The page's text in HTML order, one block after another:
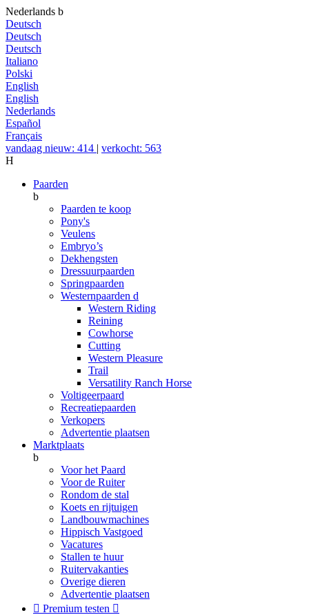
Nederlands b
Deutsch
Deutsch
Deutsch
Italiano
Polski
English
English
Nederlands
Español
Français
vandaag nieuw: 414 | verkocht: 563
H
Paarden
b
Paarden te koop
Pony's
Veulens
Embryo’s
Dekhengsten
Dressuurpaarden
Springpaarden
Westernpaarden d
Western Riding
Reining
Cowhorse
Cutting
Western Pleasure
Trail
Versatility Ranch Horse
Voltigeerpaard
Recreatiepaarden
Verkopers
Advertentie plaatsen
Marktplaats
b
Voor het Paard
Voor de Ruiter
Rondom de stal
Koets en rijtuigen
Landbouwmachines
Hippisch Vastgoed
Vacatures
Stallen te huur
Ruitervakanties
Overige dieren
Advertentie plaatsen
 Premium testen 